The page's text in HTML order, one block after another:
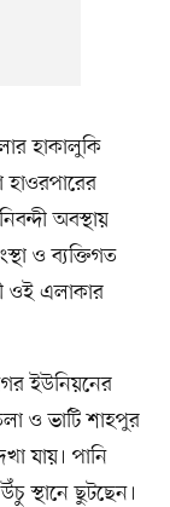
হাকালুকি
হাওরপারের
অবস্থায়
ও ব্যক্তিগত
ওই এলাকার
ইউনিয়নের
ও ভাটি শাহপুর
যায়। পানি
স্থানে ছুটছেন।